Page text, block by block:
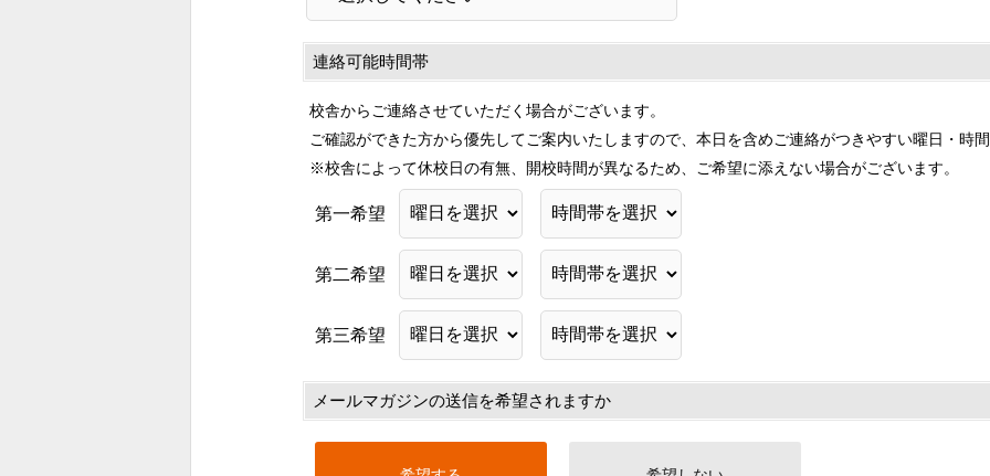
連絡可能時間帯
校舎からご連絡させていただく場合がございます。
ご確認ができた方から優先してご案内いたしますので、本日を含めご連絡がつきやすい曜日・時
※校舎によって休校日の有無、開校時間が異なるため、ご希望に添えない場合がございます。
第一希望
第二希望
第三希望
メールマガジンの送信を希望されますか